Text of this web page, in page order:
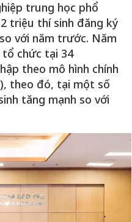
trung học phổ
triệu thí sinh đăng ký
với năm trước. Năm
chức tại 34
theo mô hình chính
theo đó, tại một số
tăng mạnh so với